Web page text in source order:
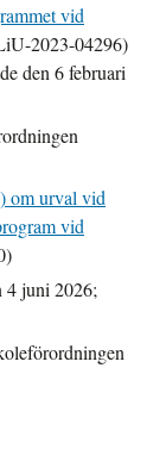
vid
2023-04296)
den 6 februari
om urval vid
vid
4 juni 2026;